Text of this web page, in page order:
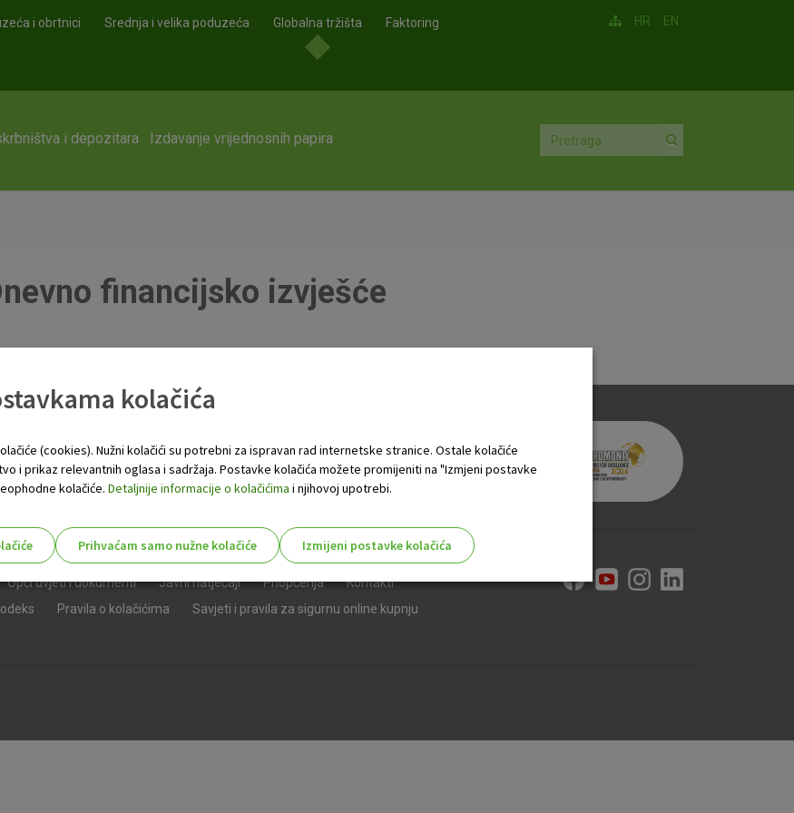
i obrtnici Srednja i velika poduzeća Globalna tržišta Faktoring HR EN
i depozitara Izdavanje vrijednosnih papira
financijsko izvješće
Opći uvjeti i dokumenti Javni natječaji Priopćenja
Kontakti
Pravila o kolačićima
Savjeti i pravila za sigurnu online kupnju
kolačića
(cookies). Nužni kolačići su potrebni za ispravan rad internetske stranice. Ostale kolačiće
i prikaz relevantnih oglasa i sadržaja. Postavke kolačića možete promijeniti na "Izmjeni postavke
kolačiće. Detaljnije informacije o kolačićima i njihovoj upotrebi.
Prihvaćam samo nužne kolačiće
Izmijeni postavke kolačića